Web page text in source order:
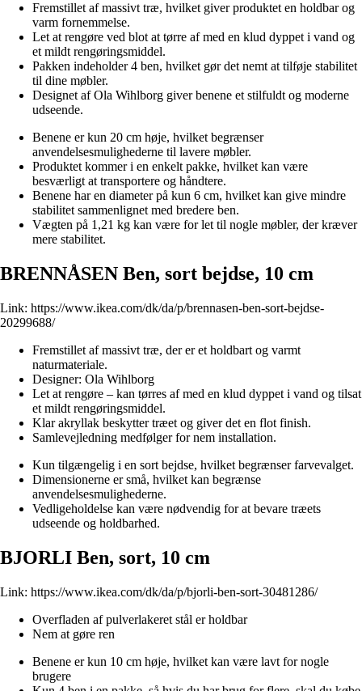
Fremstillet af massivt træ, hvilket giver produktet en holdbar og
varm fornemmelse.
Let at rengøre ved blot at tørre af med en klud dyppet i vand og
et mildt rengøringsmiddel.
Pakken indeholder 4 ben, hvilket gør det nemt at tilføje stabilitet
til dine møbler.
Designet af Ola Wihlborg giver benene et stilfuldt og moderne
udseende.
Benene er kun 20 cm høje, hvilket begrænser
anvendelsesmulighederne til lavere møbler.
Produktet kommer i en enkelt pakke, hvilket kan være
besværligt at transportere og håndtere.
Benene har en diameter på kun 6 cm, hvilket kan give mindre
stabilitet sammenlignet med bredere ben.
Vægten på 1,21 kg kan være for let til nogle møbler, der kræver
mere stabilitet.
BRENNÅSEN Ben, sort bejdse, 10 cm
Link: https://www.ikea.com/dk/da/p/brennasen-ben-sort-bejdse-
20299688/
Fremstillet af massivt træ, der er et holdbart og varmt
naturmateriale.
Designer: Ola Wihlborg
Let at rengøre – kan tørres af med en klud dyppet i vand og tilsat
et mildt rengøringsmiddel.
Klar akryllak beskytter træet og giver det en flot finish.
Samlevejledning medfølger for nem installation.
Kun tilgængelig i en sort bejdse, hvilket begrænser farvevalget.
Dimensionerne er små, hvilket kan begrænse
anvendelsesmulighederne.
Vedligeholdelse kan være nødvendig for at bevare træets
udseende og holdbarhed.
BJORLI Ben, sort, 10 cm
Link: https://www.ikea.com/dk/da/p/bjorli-ben-sort-30481286/
Overfladen af pulverlakeret stål er holdbar
Nem at gøre ren
Benene er kun 10 cm høje, hvilket kan være lavt for nogle
brugere